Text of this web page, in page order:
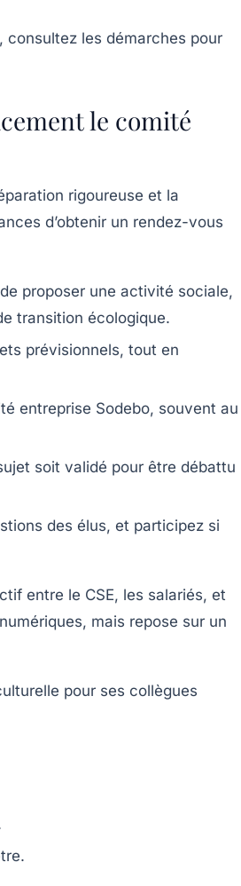
consultez les démarches pour
le comité
rigoureuse et la
d’obtenir un rendez-vous
de proposer une activité sociale,
transition écologique.
prévisionnels, tout en
entreprise Sodebo, souvent au
soit validé pour être débattu
des élus, et participez si
entre le CSE, les salariés, et
mais repose sur un
pour ses collègues